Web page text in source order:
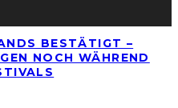
BESTÄTIGT –
NOCH WÄHREND